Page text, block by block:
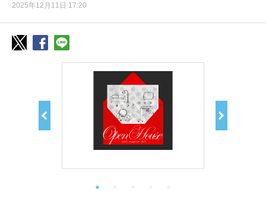
2025年12月11日 17:20